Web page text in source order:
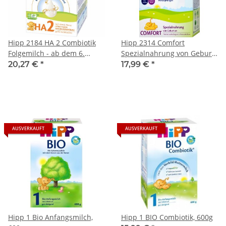
Hipp 2184 HA 2 Combiotik
Folgemilch - ab dem 6.
Monat (600g Packung)
20,27 € *
Hipp 2314 Comfort
Spezialnahrung von Geburt
an (500g Packung)
17,99 € *
AUSVERKAUFT
Hipp 1 Bio Anfangsmilch,
AUSVERKAUFT
Hipp 1 BIO Combiotik, 600g